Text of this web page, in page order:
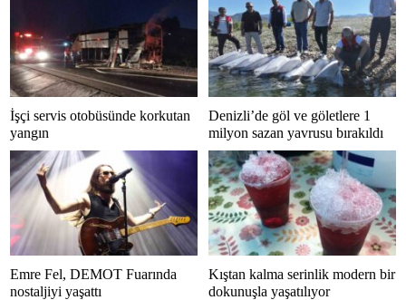
İşçi servis otobüsünde korkutan
yangın
Denizli’de göl ve göletlere 1
milyon sazan yavrusu bırakıldı
Emre Fel, DEMOT Fuarında
nostaljiyi yaşattı
Kıştan kalma serinlik modern bir
dokunuşla yaşatılıyor